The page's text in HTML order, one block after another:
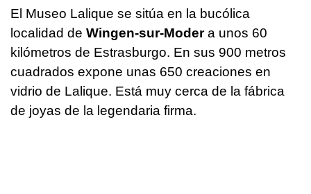
El Museo Lalique se sitúa en la bucólica
localidad de Wingen-sur-Modera unos 60
kilómetros de Estrasburgo. En sus 900 metros
cuadrados expone unas 650 creaciones en
vidrio de Lalique. Está muy cerca de la fábrica
de joyas de la legendaria firma.